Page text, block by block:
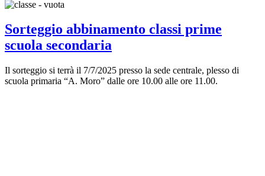
Sorteggio abbinamento classi prime
scuola secondaria
Il sorteggio si terrà il 7/7/2025 presso la sede centrale, plesso di
scuola primaria “A. Moro” dalle ore 10.00 alle ore 11.00.